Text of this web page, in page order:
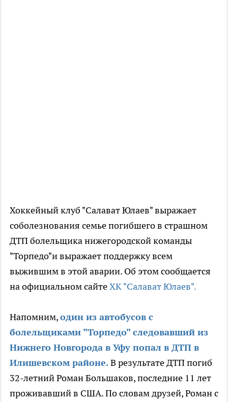
Хоккейный клуб "Салават Юлаев" выражает
соболезнования семье погибшего в страшном
ДТП болельщика нижегородской команды
"Торпедо"и выражает поддержку всем
выжившим в этой аварии. Об этом сообщается
на официальном сайтеХК "Салават Юлаев".
Напомним,один из автобусов с
болельщиками "Торпедо" следовавший из
Нижнего Новгорода в Уфу попал в ДТП в
Илишевском районе.В результате ДТП погиб
32-летний Роман Большаков, последние 11 лет
проживавший в США. По словам друзей, Роман с